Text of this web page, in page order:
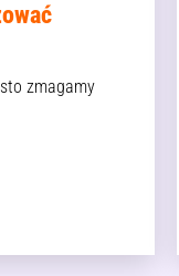
zmagamy